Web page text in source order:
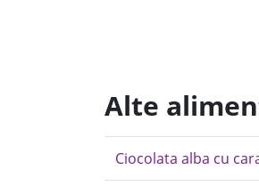
Alte
Ciocolata alba cu